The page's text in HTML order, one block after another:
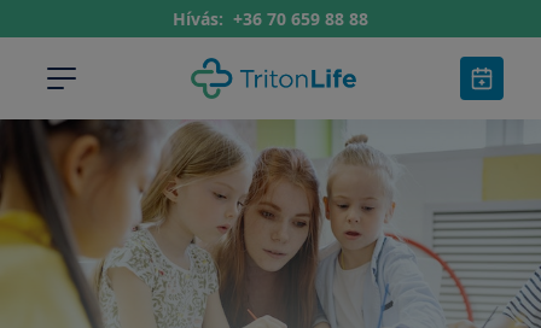
Hívás: +36 70 659 88 88